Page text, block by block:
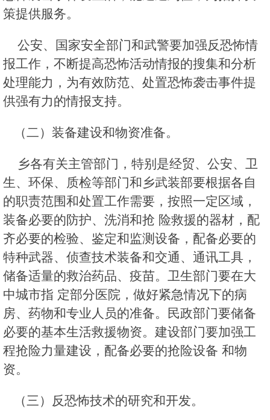
策提供服务。
公安、国家安全部门和武警要加强反恐怖情
报工作，不断提高恐怖活动情报的搜集和分析
处理能力，为有效防范、处置恐怖袭击事件提
供强有力的情报支持。
（二）装备建设和物资准备。
乡各有关主管部门，特别是经贸、公安、卫
生、环保、质检等部门和乡武装部要根据各自
的职责范围和处置工作需要，按照一定区域，
装备必要的防护、洗消和抢 险救援的器材，配
齐必要的检验、鉴定和监测设备，配备必要的
特种武器、侦查技术装备和交通、通讯工具，
储备适量的救治药品、疫苗。卫生部门要在大
中城市指 定部分医院，做好紧急情况下的病
房、药物和专业人员的准备。民政部门要储备
必要的基本生活救援物资。建设部门要加强工
程抢险力量建设，配备必要的抢险设备 和物
资。
（三）反恐怖技术的研究和开发。